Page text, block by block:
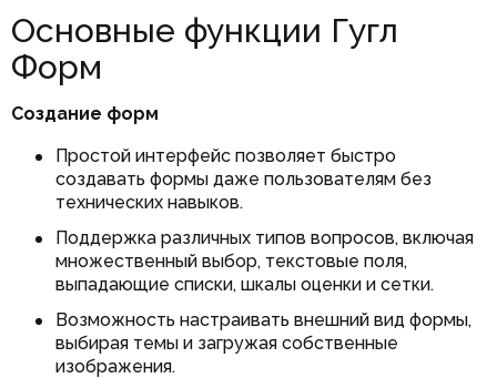
Основные функции Гугл
Форм
Создание форм
Простой интерфейс позволяет быстро
создавать формы даже пользователям без
технических навыков.
Поддержка различных типов вопросов, включая
множественный выбор, текстовые поля,
выпадающие списки, шкалы оценки и сетки.
Возможность настраивать внешний вид формы,
выбирая темы и загружая собственные
изображения.